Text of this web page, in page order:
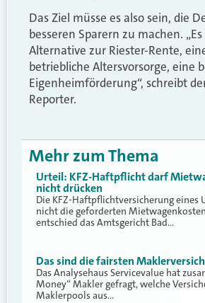
Das Ziel müsse es also sein, die
besseren Sparern zu machen.
Alternative zur Riester-Rente,
betriebliche Altersvorsorge, eine
Eigenheimförderung“, schreibt
Reporter.
Mehr zum Thema
Urteil: KFZ-Haftpflicht darf
nicht drücken
Die KFZ-Haftpflichtversicherung eines
nicht die geforderten
entschied das Amtsgericht Bad…
Das sind die fairsten
Das Analysehaus Servicevalue hat
Money“ Makler gefragt, welche
Maklerpools aus…